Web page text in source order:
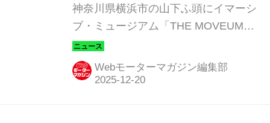
YOKOHAMA】
神奈川県横浜市の山下ふ頭にイマーシ
ブ・ミュージアム「THE MOVEUM
YOKOHAMA by TOYOTA GROUP」
（以下「ザ・ムービアム ヨコハマ」）
をオープンする。約1800㎡の巨大空間
Webモーターマガジン編集部